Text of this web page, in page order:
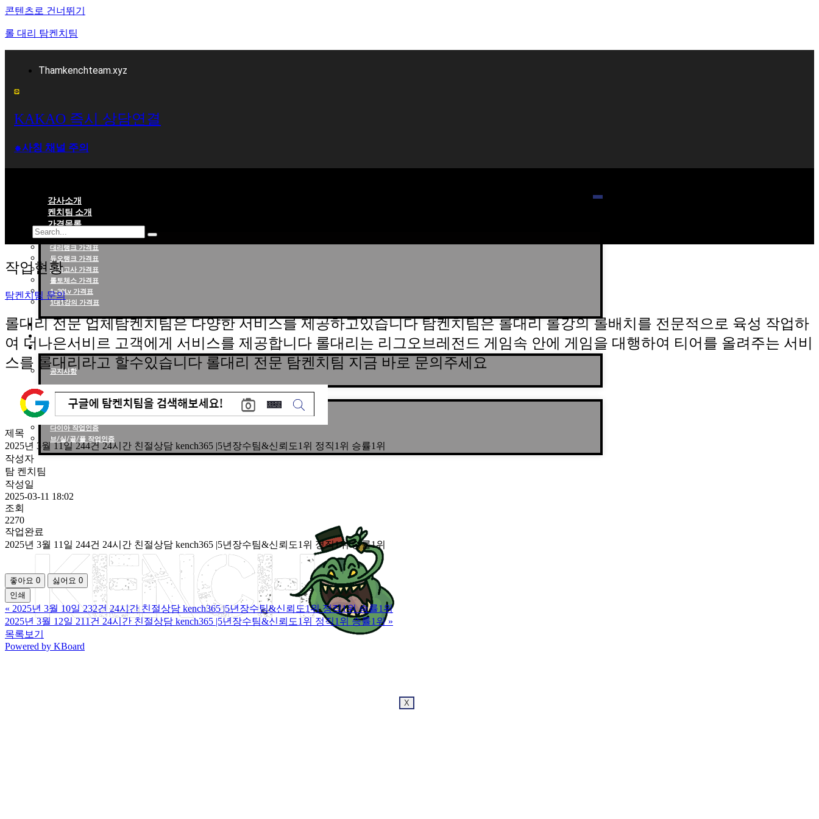
콘텐츠로 건너뛰기
롤 대리 탐켄치팀
Thamkenchteam.xyz
KAKAO 즉시 상담연결
⁕사칭 채널 주의
강사소개
켄치팀 소개
가격목록
대리랭크 가격표
듀오랭크 가격표
배치고사 가격표
롤토체스 가격표
1~30Lv 가격표
1대1강의 가격표
작업현황
작업후기
고객센터
공지사항
작업인증
천상계 작업인증
다이아 작업인증
브/실/골/플 작업인증
X
작업현황
탐켄치팀 문의
롤대리 전문 업체탐켄치팀은 다양한 서비스를 제공하고있습니다 탐켄치팀은 롤대리 롤강의 롤배치를 전문적으로 육성 작업하
여 더나은서비르 고객에게 서비스를 제공합니다 롤대리는 리그오브레전드 게임속 안에 게임을 대행하여 티어를 올려주는 서비
스를 롤대리라고 할수있습니다 롤대리 전문 탐켄치팀 지금 바로 문의주세요
제목
2025년 3월 11일 244건 24시간 친절상담 kench365 |5년장수팀&신뢰도1위 정직1위 승률1위
작성자
탐 켄치팀
작성일
2025-03-11 18:02
조회
2270
작업완료
2025년 3월 11일 244건 24시간 친절상담 kench365 |5년장수팀&신뢰도1위 정직1위 승률1위
좋아요 0 싫어요 0
인쇄
« 2025년 3월 10일 232건 24시간 친절상담 kench365 |5년장수팀&신뢰도1위 정직1위 승률1위
2025년 3월 12일 211건 24시간 친절상담 kench365 |5년장수팀&신뢰도1위 정직1위 승률1위 »
목록보기
Powered by KBoard